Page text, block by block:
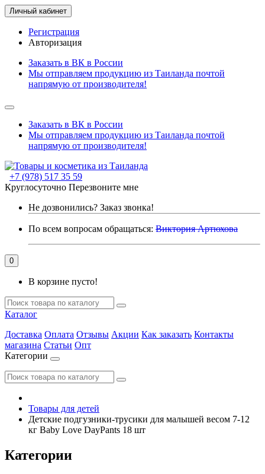
Личный кабинет
Регистрация
Авторизация
Заказать в ВК в России
Мы отправляем продукцию из Таиланда почтой
напрямую от производителя!
Заказать в ВК в России
Мы отправляем продукцию из Таиланда почтой
напрямую от производителя!
+7 (978) 517 35 59
Круглосуточно Перезвоните мне
Не дозвонились? Заказ звонка!
По всем вопросам обращаться: Виктория Артюхова
0
В корзине пусто!
Каталог
Доставка Оплата Отзывы Акции Как заказать Контакты
магазина Статьи Опт
Категории
Товары для детей
Детские подгузники-трусики для малышей весом 7-12
кг Baby Love DayPants 18 шт
Категории